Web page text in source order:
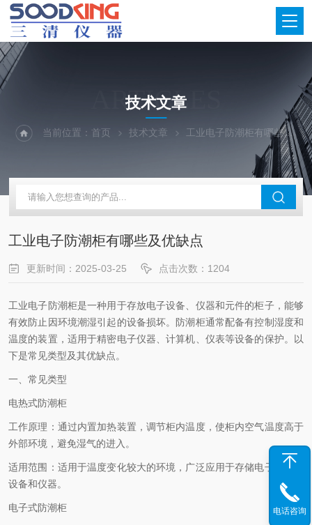
ARTICLES
技术文章
当前位置：首页 技术文章 工业电子防潮柜有哪些及优缺点
工业电子防潮柜有哪些及优缺点
更新时间：2025-03-25 点击次数：1204
工业电子防潮柜是一种用于存放电子设备、仪器和元件的柜子，能够
有效防止因环境潮湿引起的设备损坏。防潮柜通常配备有控制湿度和
温度的装置，适用于精密电子仪器、计算机、仪表等设备的保护。以
下是常见类型及其优缺点。
一、常见类型
电热式防潮柜
工作原理：通过内置加热装置，调节柜内温度，使柜内空气温度高于
外部环境，避免湿气的进入。
适用范围：适用于温度变化较大的环境，广泛应用于存储电子元件、
设备和仪器。
电子式防潮柜 电话咨询